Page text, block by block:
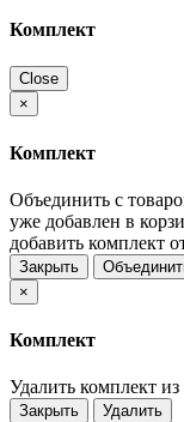
Комплект
Close
×
Комплект
Объединить с
уже добавлен в
добавить комплект
Закрыть
×
Комплект
Удалить комплект
Закрыть Удалить